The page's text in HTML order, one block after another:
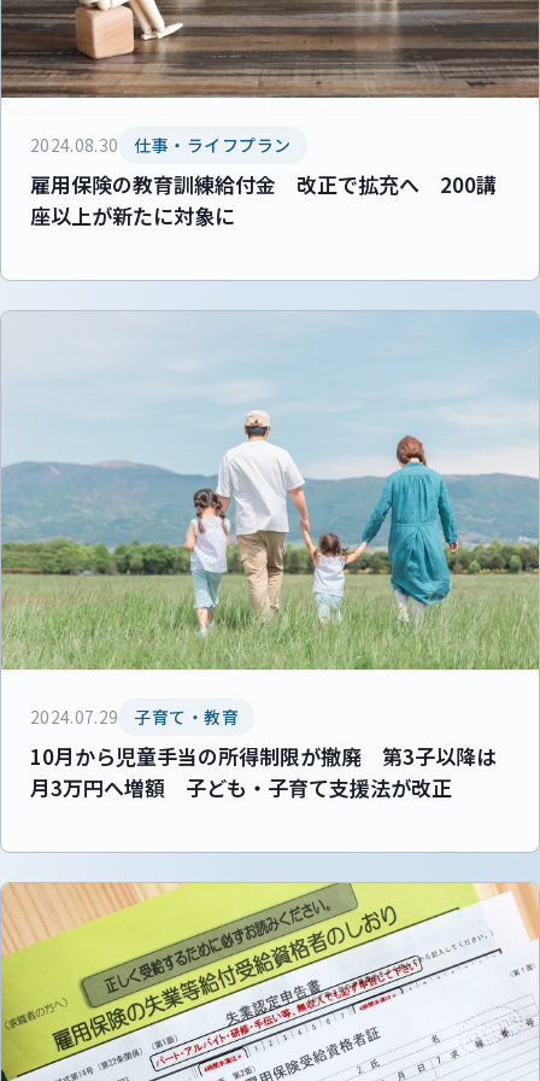
2024.08.30 仕事・ライフプラン
雇用保険の教育訓練給付金 改正で拡充へ 200講
座以上が新たに対象に
2024.07.29 子育て・教育
10月から児童手当の所得制限が撤廃 第3子以降は
月3万円へ増額 子ども・子育て支援法が改正